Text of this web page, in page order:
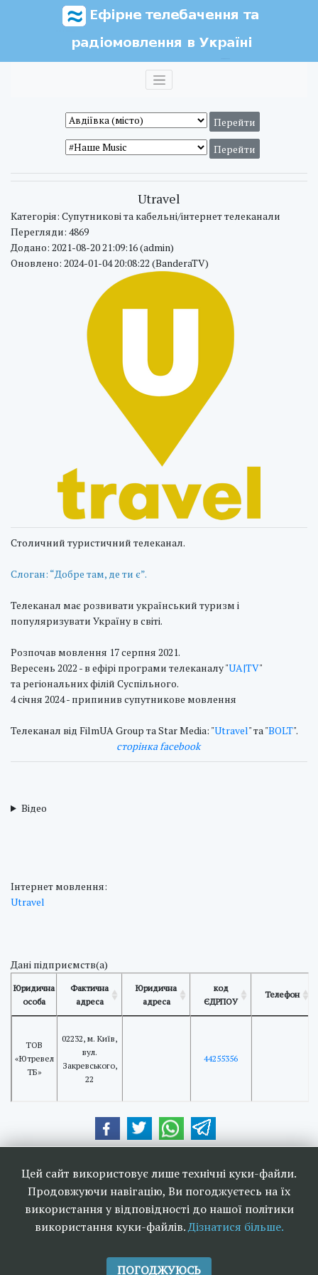
Utravel
Категорія: Супутникові та кабельні/інтернет телеканали
Перегляди: 4869
Додано: 2021-08-20 21:09:16 (admin)
Оновлено: 2024-01-04 20:08:22 (BanderaTV)
Столичний туристичний телеканал.
Слоган: “Добре там, де ти є”.
Телеканал має розвивати український туризм і
популяризувати Україну в світі.
Розпочав мовлення 17 серпня 2021.
Вересень 2022 - в ефірі програми телеканалу "UA|TV"
та регіональних філій Суспільного.
4 січня 2024 - припинив супутникове мовлення
Телеканал від FilmUA Group та Star Media: "Utravel" та "BOLT".
сторінка facebook
Відео
Інтернет мовлення:
Utravel
Дані підприємств(а)
Юридична
особа
Фактична
адреса
Юридична
адреса
код
ЄДРПОУ
Телефон
ТОВ
«Ютревел
ТБ»
02232, м. Київ,
вул.
Закревського,
22
44255356
Цей сайт використовує лише технічні куки-файли.
Продовжуючи навігацію, Ви погоджуєтесь на їх
використання у відповідності до нашої політики
використання куки-файлів.Дізнатися більше.
ПОГОДЖУЮСЬ
радіомовлення в Україні 2006-